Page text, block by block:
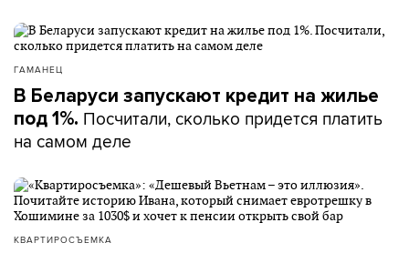
ГАМАНЕЦ
В Беларуси запускают кредит на жилье
под 1%. Посчитали, сколько придется платить
на самом деле
КВАРТИРОСЪЕМКА